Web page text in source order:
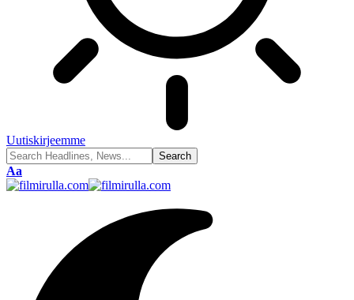
Uutiskirjeemme
Font
Resizer
Aa